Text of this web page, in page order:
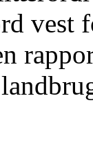
vest